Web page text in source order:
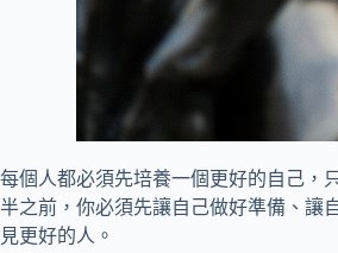
每個人都必須先培養一個更好的自己，
半之前，你必須先讓自己做好準備、讓
見更好的人。